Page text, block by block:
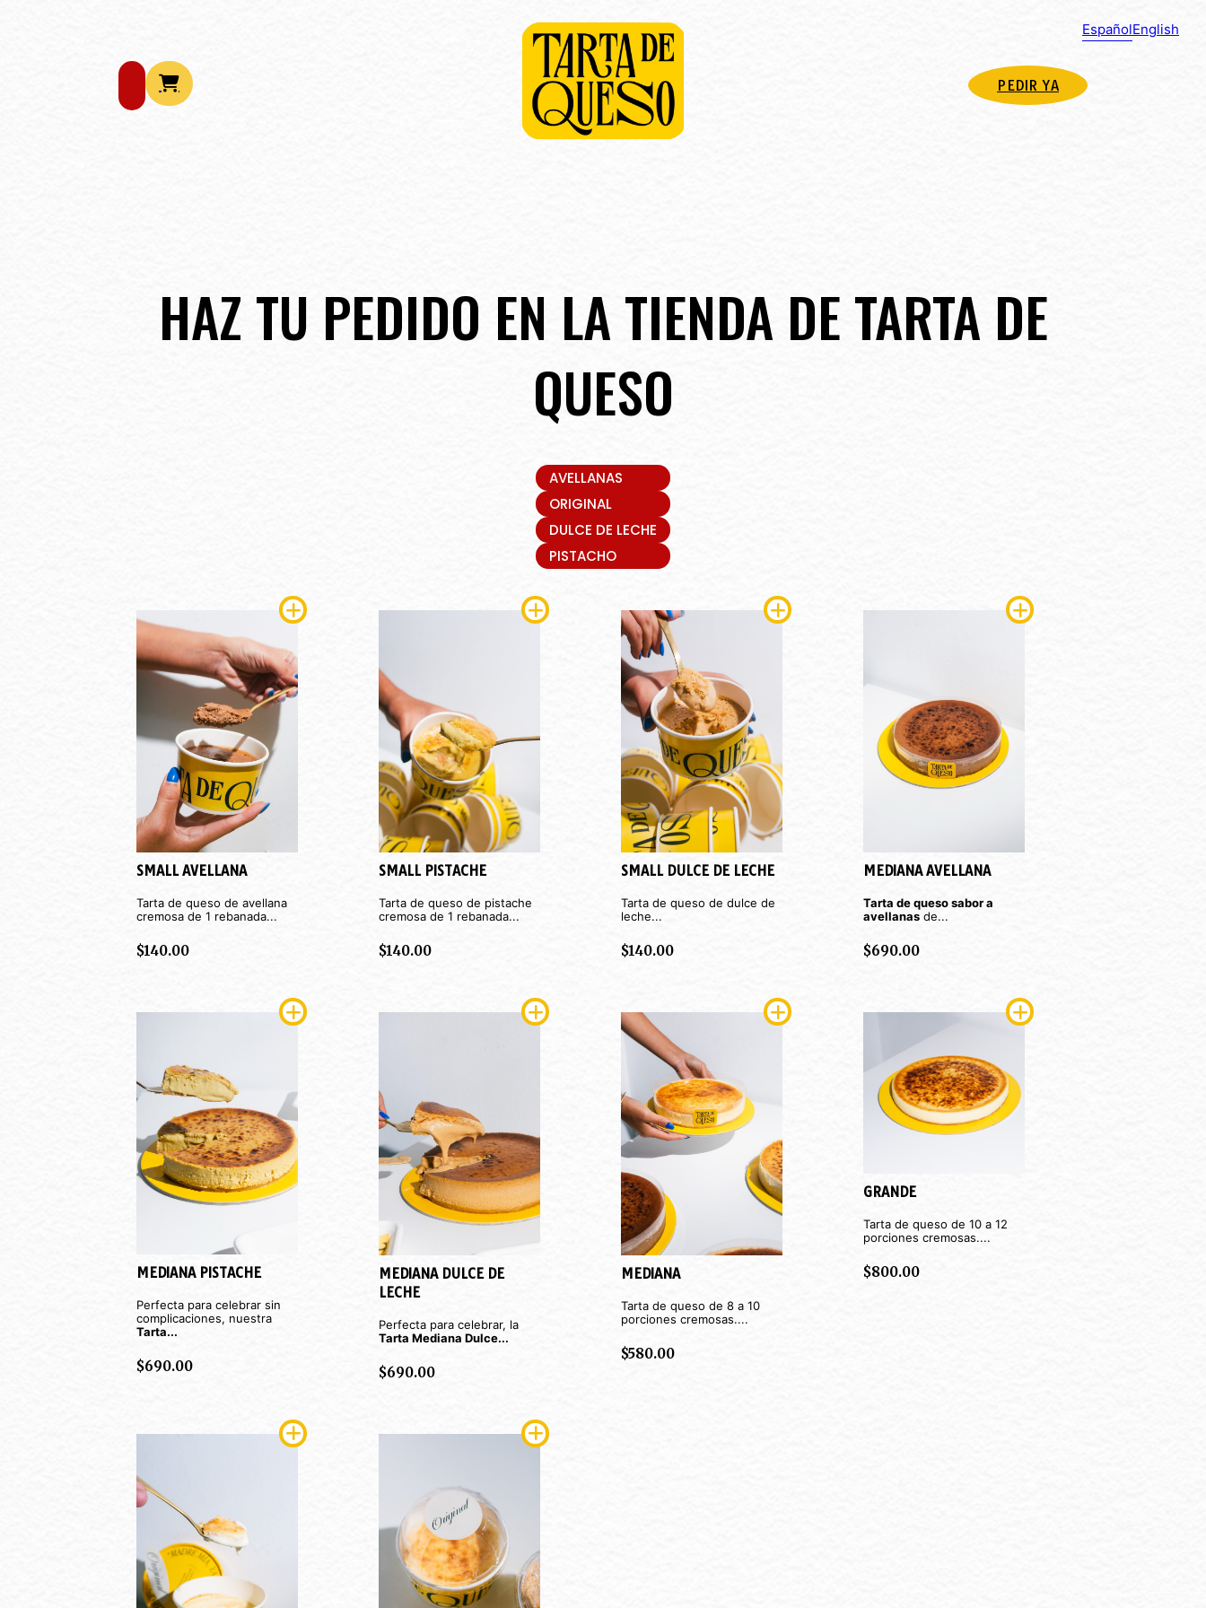
PEDIR YA
EspañolEnglish
HAZ TU PEDIDO EN LA TIENDA DE TARTA DE
QUESO
AVELLANAS
ORIGINAL
DULCE DE LECHE
PISTACHO
SMALL AVELLANA
Tarta de queso de avellana
cremosa de 1 rebanada...
$140.00
SMALL PISTACHE
Tarta de queso de pistache
cremosa de 1 rebanada...
$140.00
SMALL DULCE DE LECHE
Tarta de queso de dulce de
leche...
$140.00
MEDIANA AVELLANA
Tarta de queso sabora
avellanas de...
$690.00
MEDIANA PISTACHE
Perfecta para celebrar sin
complicaciones, nuestra
Tarta...
$690.00
MEDIANA DULCE DE
LECHE
Perfecta para celebrar, la
Tarta Mediana Dulce...
$690.00
MEDIANA
Tarta de queso de 8 a 10
porciones cremosas....
$580.00
GRANDE
Tarta de queso de 10 a 12
porciones cremosas....
$800.00